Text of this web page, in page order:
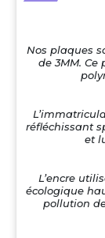
Nos plaques
de 3MM. Ce
réfléchissant
et
L’encre
écologique
pollution